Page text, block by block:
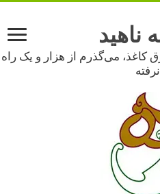
ناهید
کاغذ، می‌گذرم از هزار و یک راه